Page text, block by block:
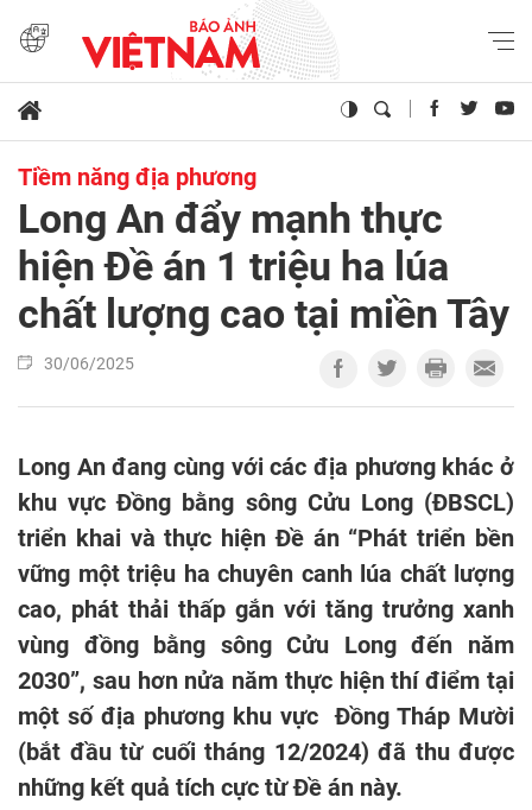
Tiềm năng địa phương
Long An đẩy mạnh thực
hiện Đề án 1 triệu ha lúa
chất lượng cao tại miền Tây
30/06/2025
Long An đang cùng với các địa phương khác ở
khu vực Đồng bằng sông Cửu Long (ĐBSCL)
triển khai và thực hiện Đề án “Phát triển bền
vững một triệu ha chuyên canh lúa chất lượng
cao, phát thải thấp gắn với tăng trưởng xanh
vùng đồng bằng sông Cửu Long đến năm
2030”, sau hơn nửa năm thực hiện thí điểm tại
một số địa phương khu vực Đồng Tháp Mười
(bắt đầu từ cuối tháng 12/2024) đã thu được
những kết quả tích cực từ Đề án này.